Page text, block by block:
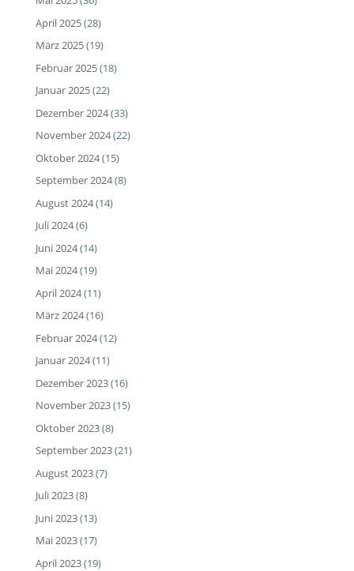
April 2025(28)
März 2025(19)
Februar 2025(18)
Januar 2025(22)
Dezember 2024(33)
November 2024(22)
Oktober 2024(15)
September 2024(8)
August 2024(14)
Juli 2024(6)
Juni 2024(14)
Mai 2024(19)
April 2024(11)
März 2024(16)
Februar 2024(12)
Januar 2024(11)
Dezember 2023(16)
November 2023(15)
Oktober 2023(8)
September 2023(21)
August 2023(7)
Juli 2023(8)
Juni 2023(13)
Mai 2023(17)
April 2023(19)